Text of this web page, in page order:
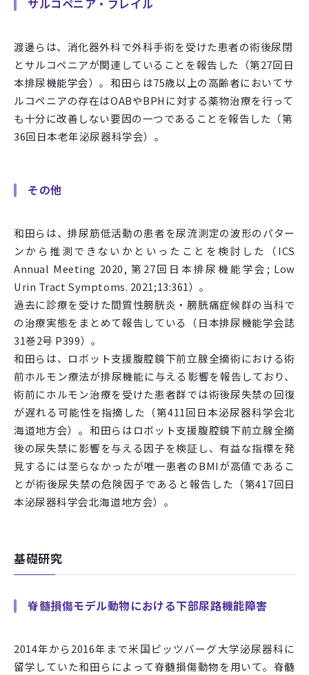
サルコペニア・フレイル
渡邊らは、消化器外科で外科手術を受けた患者の術後尿閉
とサルコペニアが関連していることを報告した（第27回日
本排尿機能学会）。和田らは75歳以上の高齢者においてサ
ルコペニアの存在はOABやBPH に対する薬物治療を行って
も十分に改善しない要因の一つであることを報告した（第
36回日本老年泌尿器科学会）。
その他
和田らは、排尿筋低活動の患者を尿流測定の波形のパター
ンから推測できないかといったことを検討した（ICS
Annual Meeting 2020,第 27回日本排尿機能学会; Low
Urin Tract Symptoms. 2021;13:361）。
過去に診療を受けた間質性膀胱炎・膀胱痛症候群の当科で
の治療実態をまとめて報告している（日本排尿機能学会誌
31巻2号 P399）。
和田らは、ロボット支援腹腔鏡下前立腺全摘術における術
前ホルモン療法が排尿機能に与える影響を報告しており、
術前にホルモン治療を受けた患者群では術後尿失禁の回復
が遅れる可能性を指摘した（第411回日本泌尿器科学会北
海道地方会）。和田らはロボット支援腹腔鏡下前立腺全摘
後の尿失禁に影響を与える因子を検証し、有益な指標を発
見するには至らなかったが唯一患者のBMIが高値であるこ
とが術後尿失禁の危険因子であると報告した（第417回日
本泌尿器科学会北海道地方会）。
基礎研究
脊髄損傷モデル動物における下部尿路機能障害
2014年から 2016年まで米国ピッツバーグ大学泌尿器科に
留学していた和田らによって脊髄損傷動物を用いて。脊髄